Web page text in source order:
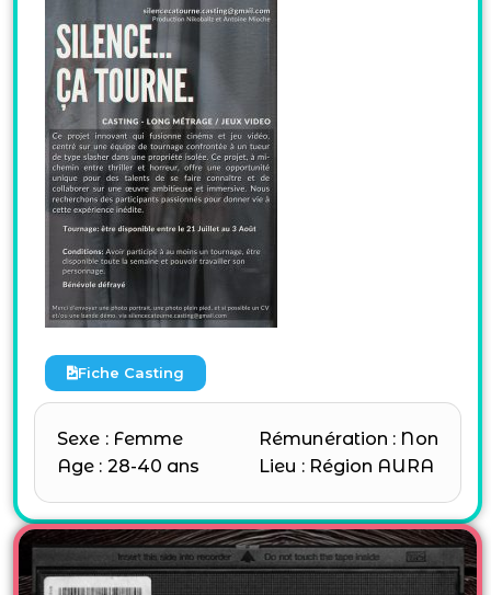
Fiche Casting
Sexe : Femme
Age : 28-40 ans
Rémunération : Non
Lieu : Région AURA